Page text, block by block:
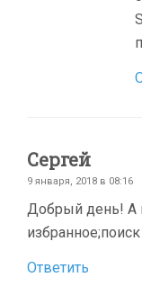
Сергей
9 января, 2018 в 08:16
Добрый день! А
Ответить